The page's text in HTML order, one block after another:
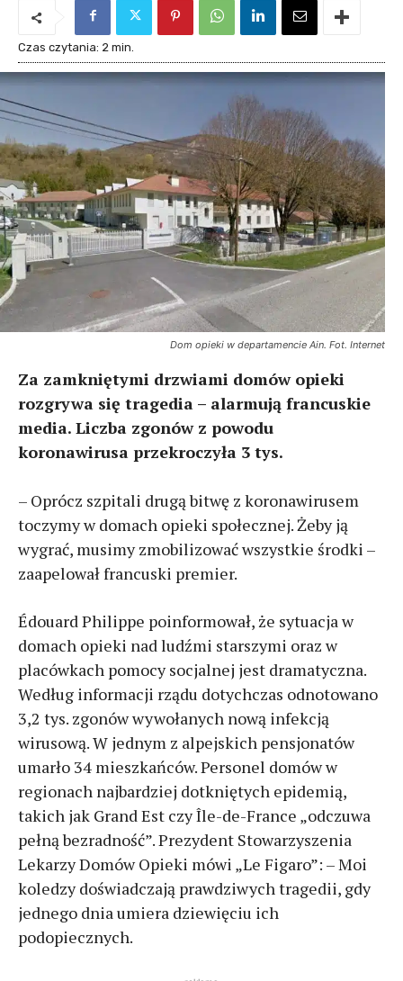
Czas czytania: 2 min.
Dom opieki w departamencie Ain. Fot. Internet
Za zamkniętymi drzwiami domów opieki
rozgrywa się tragedia – alarmują francuskie
media. Liczba zgonów z powodu
koronawirusa przekroczyła 3 tys.
– Oprócz szpitali drugą bitwę z koronawirusem
toczymy w domach opieki społecznej. Żeby ją
wygrać, musimy zmobilizować wszystkie środki –
zaapelował francuski premier.
Édouard Philippe poinformował, że sytuacja w
domach opieki nad ludźmi starszymi oraz w
placówkach pomocy socjalnej jest dramatyczna.
Według informacji rządu dotychczas odnotowano
3,2 tys. zgonów wywołanych nową infekcją
wirusową. W jednym z alpejskich pensjonatów
umarło 34 mieszkańców. Personel domów w
regionach najbardziej dotkniętych epidemią,
takich jak Grand Est czy Île-de-France „odczuwa
pełną bezradność”. Prezydent Stowarzyszenia
Lekarzy Domów Opieki mówi „Le Figaro”: – Moi
koledzy doświadczają prawdziwych tragedii, gdy
jednego dnia umiera dziewięciu ich
podopiecznych.